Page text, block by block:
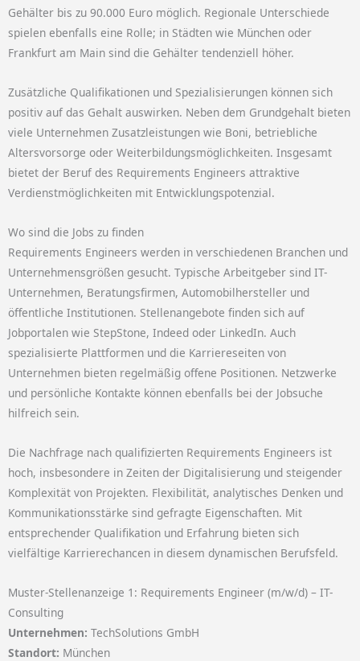
Gehälter bis zu 90.000 Euro möglich. Regionale Unterschiede
spielen ebenfalls eine Rolle; in Städten wie München oder
Frankfurt am Main sind die Gehälter tendenziell höher.
Zusätzliche Qualifikationen und Spezialisierungen können sich
positiv auf das Gehalt auswirken. Neben dem Grundgehalt bieten
viele Unternehmen Zusatzleistungen wie Boni, betriebliche
Altersvorsorge oder Weiterbildungsmöglichkeiten. Insgesamt
bietet der Beruf des Requirements Engineers attraktive
Verdienstmöglichkeiten mit Entwicklungspotenzial.
Wo sind die Jobs zu finden
Requirements Engineers werden in verschiedenen Branchen und
Unternehmensgrößen gesucht. Typische Arbeitgeber sind IT-
Unternehmen, Beratungsfirmen, Automobilhersteller und
öffentliche Institutionen. Stellenangebote finden sich auf
Jobportalen wie StepStone, Indeed oder LinkedIn. Auch
spezialisierte Plattformen und die Karriereseiten von
Unternehmen bieten regelmäßig offene Positionen. Netzwerke
und persönliche Kontakte können ebenfalls bei der Jobsuche
hilfreich sein.
Die Nachfrage nach qualifizierten Requirements Engineers ist
hoch, insbesondere in Zeiten der Digitalisierung und steigender
Komplexität von Projekten. Flexibilität, analytisches Denken und
Kommunikationsstärke sind gefragte Eigenschaften. Mit
entsprechender Qualifikation und Erfahrung bieten sich
vielfältige Karrierechancen in diesem dynamischen Berufsfeld.
Muster-Stellenanzeige 1: Requirements Engineer (m/w/d) – IT-
Consulting
Unternehmen: TechSolutions GmbH
Standort: München